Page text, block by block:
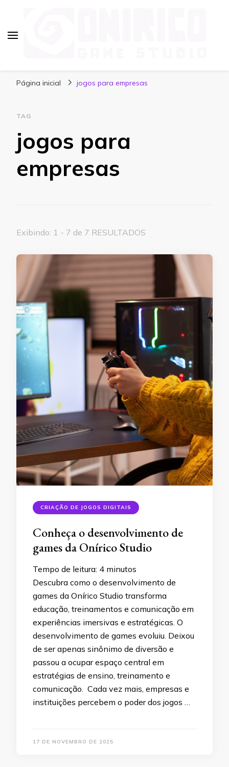
Página inicial jogos para empresas
TAG
jogos para
empresas
Exibindo: 1 - 7 de 7 RESULTADOS
CRIAÇÃO DE JOGOS DIGITAIS
Conheça o desenvolvimento de
games da Onírico Studio
Tempo de leitura: 4 minutos
Descubra como o desenvolvimento de
games da Onírico Studio transforma
educação, treinamentos e comunicação em
experiências imersivas e estratégicas. O
desenvolvimento de games evoluiu. Deixou
de ser apenas sinônimo de diversão e
passou a ocupar espaço central em
estratégias de ensino, treinamento e
comunicação. Cada vez mais, empresas e
instituições percebem o poder dos jogos …
17 DE NOVEMBRO DE 2025